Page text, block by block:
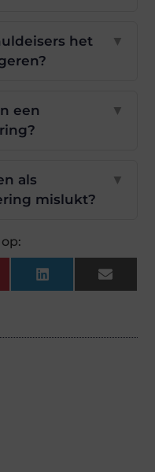
het
▼
een
▼
als
mislukt?
▼
LinkedInEmail